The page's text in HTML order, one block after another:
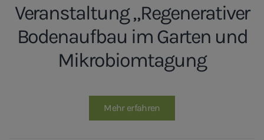
Veranstaltung „Regenerativer
Bodenaufbau im Garten und
Mikrobiomtagung
Mehr erfahren